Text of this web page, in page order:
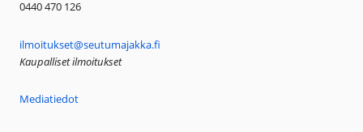
0440 470 126
ilmoitukset@seutumajakka.fi
Kaupalliset ilmoitukset
Mediatiedot